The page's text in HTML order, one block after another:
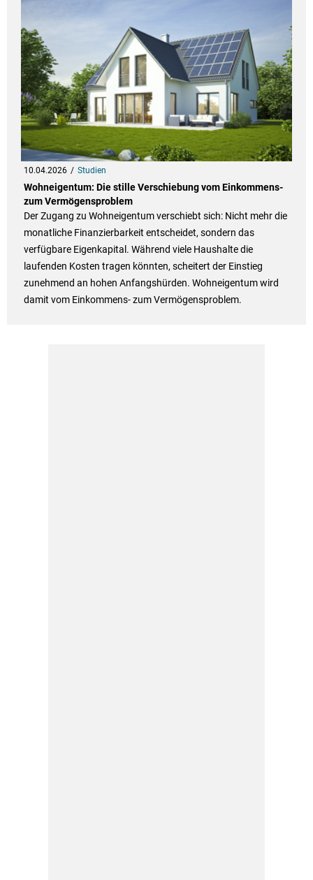
10.04.2026 Studien
Wohneigentum: Die stille Verschiebung vom Einkommens-
zum Vermögensproblem
Der Zugang zu Wohneigentum verschiebt sich: Nicht mehr die
monatliche Finanzierbarkeit entscheidet, sondern das
verfügbare Eigenkapital. Während viele Haushalte die
laufenden Kosten tragen könnten, scheitert der Einstieg
zunehmend an hohen Anfangshürden. Wohneigentum wird
damit vom Einkommens- zum Vermögensproblem.